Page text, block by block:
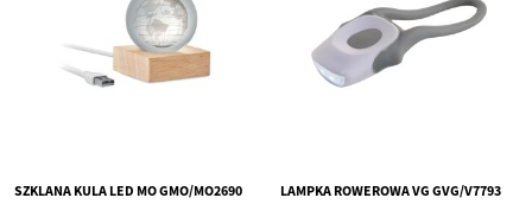
SZKLANA KULA LED MO GMO/MO2690 LAMPKA ROWEROWA VG GVG/V7793